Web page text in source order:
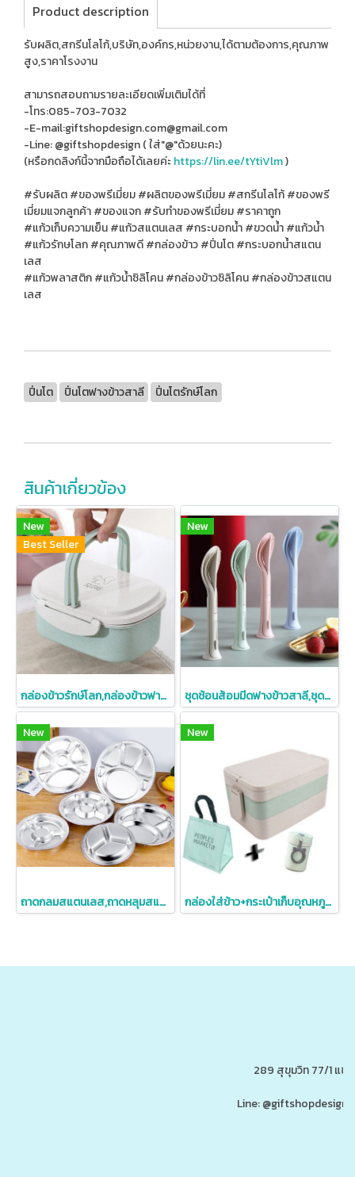
Product description
รับผลิต,สกรีนโลโก้,บริษัท,องค์กร,หน่วยงาน,ได้ตามต้องการ,คุณภาพ
สูง,ราคาโรงงาน
สามารถสอบถามรายละเอียดเพิ่มเติมได้ที่
-โทร:085-703-7032
-E-mail:giftshopdesign.com@gmail.com
-Line: @giftshopdesign ( ใส่"@"ด้วยนะคะ)
(หรือกดลิงก์นี้จากมือถือได้เลยค่ะhttps://lin.ee/tYtiVlm)
#รับผลิต #ของพรีเมี่ยม #ผลิตของพรีเมี่ยม #สกรีนโลโก้ #ของพรี
เมี่ยมแจกลูกค้า #ของแจก #รับทําของพรีเมี่ยม #ราคาถูก
#แก้วเก็บความเย็น #แก้วสแตนเลส #กระบอกน้ำ #ขวดน้ำ #แก้วน้ำ
#แก้วรักษโลก #คุณภาพดี #กล่องข้าว #ปิ่นโต #กระบอกน้ำสแตน
เลส
#แก้วพลาสติก #แก้วน้ำซิลิโคน #กล่องข้าวซิลิโคน #กล่องข้าวสแตน
เลส
ปิ่นโต ปิ่นโตฟางข้าวสาลี ปิ่นโตรักษ์โลก
สินค้าเกี่ยวข้อง
New
Best Seller
กล่องข้าวรักษ์โลก,กล่องข้าวฟางข้าวสาลี,สินค้าฟางข้าวสาลี
New
ชุดช้อนส้อมมีดฟางข้าวสาลี,ชุดช้อนส้อมมีด,ชุดช้อนส้อมมีดพกพา
New
ถาดกลมสแตนเลส,ถาดหลุมสแตนเลส,ถาดสแตนเลส,ถาดใส่ข้าว,เกรด201,เกรด304
New
กล่องใส่ข้าว+กระเป๋าเก็บอุณหภูมิ,กล่องใส่ข้าวฟางข้าวสาลี+กระเป๋าเก็บความร้อนเย็น
289 สุขุมวิท 77/1 แข
Line: